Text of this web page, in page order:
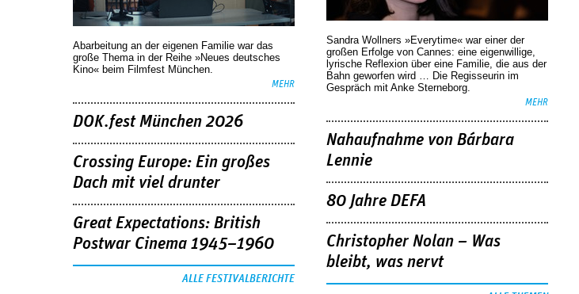
Abarbeitung an der eigenen Familie war das
große Thema in der Reihe »Neues deutsches
Kino« beim Filmfest München.
MEHR
DOK.fest München 2026
Crossing Europe: Ein großes
Dach mit viel drunter
Great Expectations: British
Postwar Cinema 1945–1960
ALLE FESTIVALBERICHTE
Sandra Wollners »Everytime« war einer der
großen Erfolge von Cannes: eine eigenwillige,
lyrische Reflexion über eine ­Familie, die aus der
Bahn geworfen wird … Die Regisseurin im
Gespräch mit Anke Sterneborg.
MEHR
Nahaufnahme von Bárbara
Lennie
80 Jahre DEFA
Christopher Nolan – Was
bleibt, was nervt